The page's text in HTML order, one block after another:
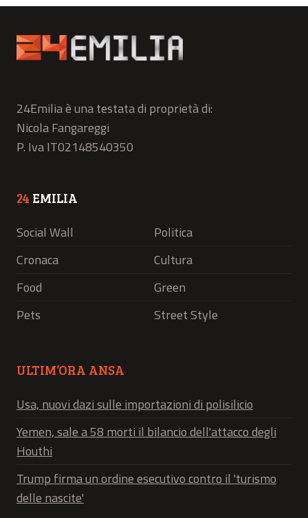
24Emilia è una testata di proprietà di:
Nicola Fangareggi
P. Iva IT02148540350
24 EMILIA
Social Wall
Politica
Cronaca
Cultura
Food
Green
Pets
Street Style
ULTIM’ORA ANSA
Usa, nuovi dazi sulle importazioni di polisilicio
Yemen, sale a 58 morti il bilancio dell'attacco degli
Houthi
Trump firma un ordine esecutivo contro il 'turismo
delle nascite'